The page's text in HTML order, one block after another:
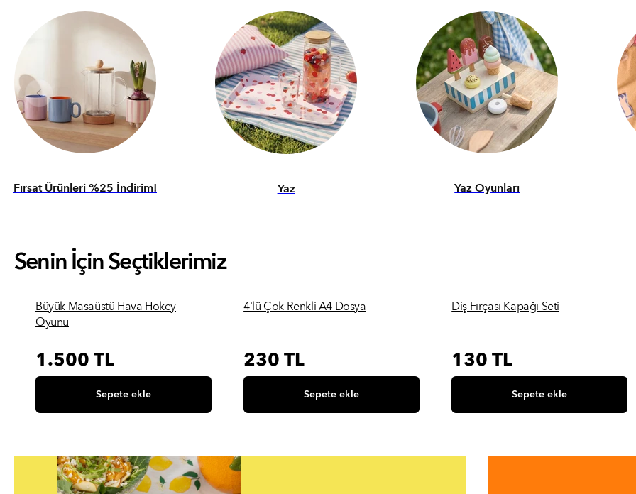
Fırsat Ürünleri %25 İndirim! Yaz Yaz Oyunları
Senin İçin Seçtiklerimiz
Büyük Masaüstü Hava Hokey
Oyunu
1.500 TL
Sepete ekle
4'lü Çok Renkli A4 Dosya
230 TL
Sepete ekle
Diş Fırçası Kapağı Seti
130 TL
Sepete ekle